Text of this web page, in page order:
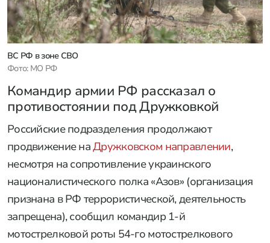
ВС РФ в зоне СВО
Фото: МО РФ
Командир армии РФ рассказал о
противостоянии под Дружковкой
Российские подразделения продолжают
продвижение наДружковском направлении,
несмотря на сопротивление украинского
националистического полка «Азов» (организация
признана в РФ террористической, деятельность
запрещена), сообщил командир 1-й
мотострелковой роты 54-го мотострелкового